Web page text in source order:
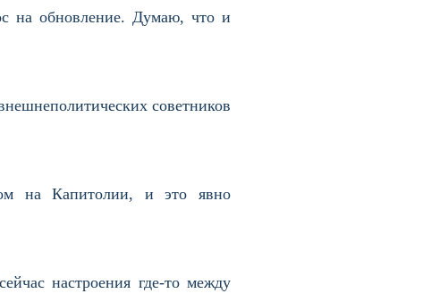
на обновление. Думаю, что и
советников
на Капитолии, и это явно
настроения где-то между